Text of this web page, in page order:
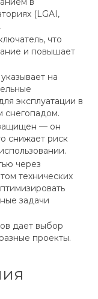
(LGAI,
что
и повышает
на
эксплуатации в
снегопадом.
— он
снижает риск
через
технических
задачи
дает выбор
проекты.